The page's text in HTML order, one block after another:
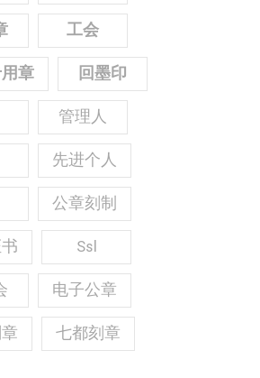
工会
章 回墨印
管理人
先进个人
公章刻制
Ssl
电子公章
七都刻章